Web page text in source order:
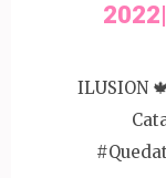
ILUSION